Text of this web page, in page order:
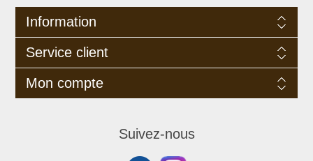
Information
Service client
Mon compte
Suivez-nous